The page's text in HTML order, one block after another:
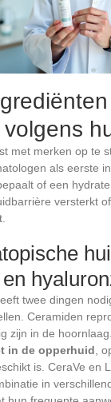
met merken op te
als eerste
of een
versterkt
twee dingen
Ceramiden
zijn in de hoornlaag.
in de opperhuid ,
is. CeraVe en
in